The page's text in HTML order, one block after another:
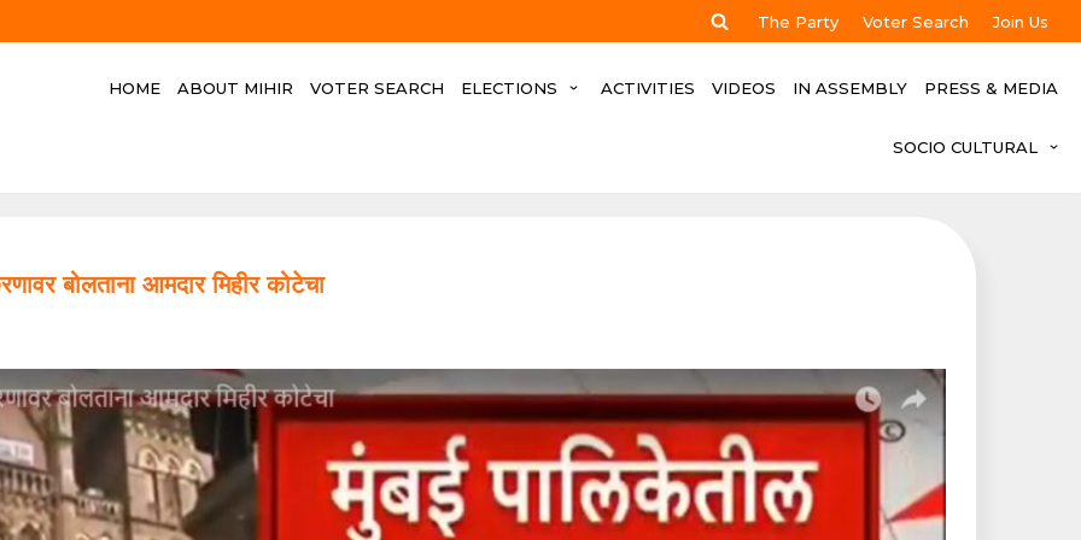
The Party Voter Search Join Us
HOME ABOUT MIHIR VOTER SEARCH ELECTIONS ACTIVITIES VIDEOS IN ASSEMBLY PRESS & MEDIA
SOCIO CULTURAL
बोलताना आमदार मिहीर कोटेचा